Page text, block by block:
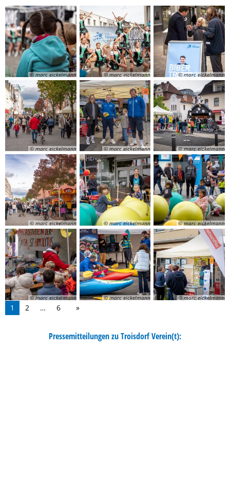
© marc eickelmann © marc eickelmann © marc eickelmann
© marc eickelmann © marc eickelmann © marc eickelmann
© marc eickelmann © marc eickelmann © marc eickelmann
© marc eickelmann © marc eickelmann © marc eickelmann
1 2 … 6
Pressemitteilungen zu Troisdorf Verein(t):